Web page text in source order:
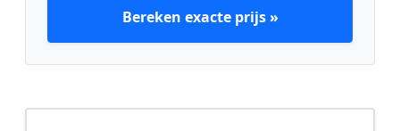
Bereken exacte prijs »